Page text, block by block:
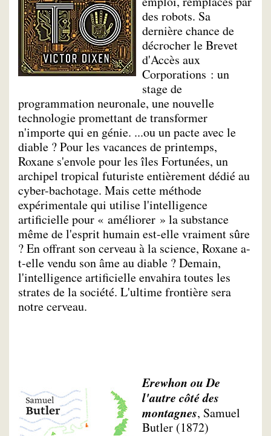
des robots. Sa
dernière chance de
décrocher le Brevet
d'Accès aux
Corporations : un
stage de
programmation neuronale, une nouvelle
technologie promettant de transformer
n'importe qui en génie. ...ou un pacte avec le
diable ? Pour les vacances de printemps,
Roxane s'envole pour les îles Fortunées, un
archipel tropical futuriste entièrement dédié au
cyber-bachotage. Mais cette méthode
expérimentale qui utilise l'intelligence
artificielle pour « améliorer » la substance
même de l'esprit humain est-elle vraiment sûre
? En offrant son cerveau à la science, Roxane a-
t-elle vendu son âme au diable ? Demain,
l'intelligence artificielle envahira toutes les
strates de la société. L'ultime frontière sera
notre cerveau.
Erewhon ou De
l'autre côté des
montagnes, Samuel
Butler (1872)